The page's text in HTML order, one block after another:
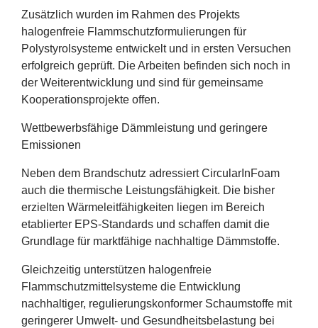
Zusätzlich wurden im Rahmen des Projekts
halogenfreie Flammschutzformulierungen für
Polystyrolsysteme entwickelt und in ersten Versuchen
erfolgreich geprüft. Die Arbeiten befinden sich noch in
der Weiterentwicklung und sind für gemeinsame
Kooperationsprojekte offen.
Wettbewerbsfähige Dämmleistung und geringere
Emissionen
Neben dem Brandschutz adressiert CircularInFoam
auch die thermische Leistungsfähigkeit. Die bisher
erzielten Wärmeleitfähigkeiten liegen im Bereich
etablierter EPS-Standards und schaffen damit die
Grundlage für marktfähige nachhaltige Dämmstoffe.
Gleichzeitig unterstützen halogenfreie
Flammschutzmittelsysteme die Entwicklung
nachhaltiger, regulierungskonformer Schaumstoffe mit
geringerer Umwelt- und Gesundheitsbelastung bei